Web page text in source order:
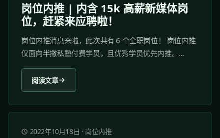
岗位内推 | 内含 15k 高薪新媒体岗
位，赶紧来应聘啦！
岗位内推消息来啦，此次共有 6 个全职岗位！ 岗位内推
仅面向半撇私塾付费学员，且优秀学员优先内推。...
阅读文章
2022年10月18日 · 岗位内推